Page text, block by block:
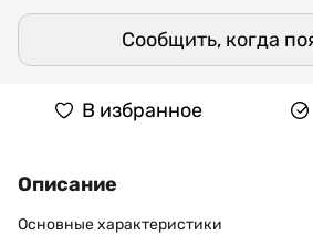
Сообщить, когда
В избранное
Описание
Основные характеристики